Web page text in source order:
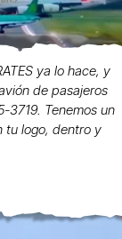
ya lo hace, y
de pasajeros
3719. Tenemos un
tu logo, dentro y